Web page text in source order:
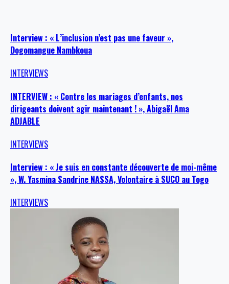
Interview : « L’inclusion n’est pas une faveur »,
Dogomangue Nambkoua
INTERVIEWS
INTERVIEW : « Contre les mariages d’enfants, nos
dirigeants doivent agir maintenant ! », Abigaël Ama
ADJABLE
INTERVIEWS
Interview : « Je suis en constante découverte de moi-même
», W. Yasmina Sandrine NASSA, Volontaire à SUCO au Togo
INTERVIEWS